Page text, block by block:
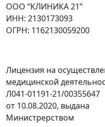
ООО “КЛИНИКА 21”
ИНН: 2130173093
ОГРН: 1162130059200
Лицензия на
медицинской
Л041-01191-21/00355647
от 10.08.2020, выдана
Министрерством